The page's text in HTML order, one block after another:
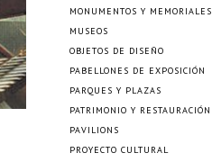
MONUMENTOS Y MEMORIALES
MUSEOS
OBJETOS DE DISEÑO
PABELLONES DE EXPOSICIÓN
PARQUES Y PLAZAS
PATRIMONIO Y RESTAURACIÓN
PAVILIONS
PROYECTO CULTURAL